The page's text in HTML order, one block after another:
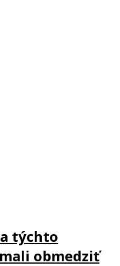
týchto
obmedziť